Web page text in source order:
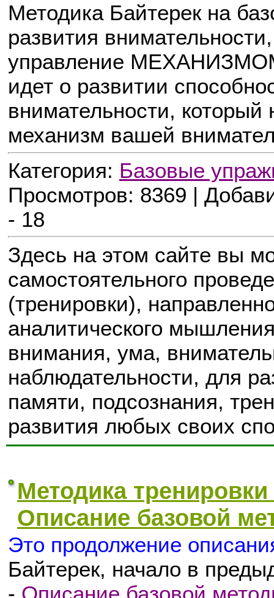
Методика Байтерек на
развития
управление
идет о развитии
внимательности,
механизм вашей
Категория: Базовые
Просмотров: 8369 |
- 18
Здесь на этом сайте вы
самостоятельного
(тренировки),
аналитического
внимания, ума,
наблюдательности, для
памяти, подсознания,
развития любых своих
Методика
Описание базовой
Это продолжение
Байтерек, начало в